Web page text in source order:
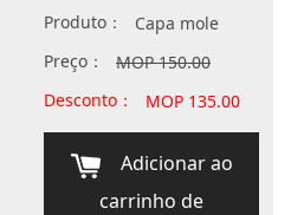
Produto：
Capa mole
Preço：
MOP 150.00
Desconto：
MOP 135.00
Adicionar ao
carrinho de